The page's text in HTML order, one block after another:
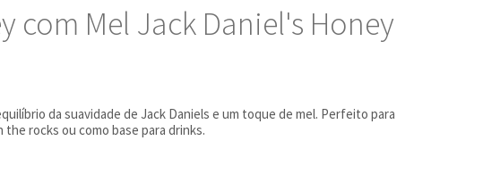
com Mel Jack Daniel's Honey
da suavidade de Jack Daniels e um toque de mel. Perfeito para
rocks ou como base para drinks.